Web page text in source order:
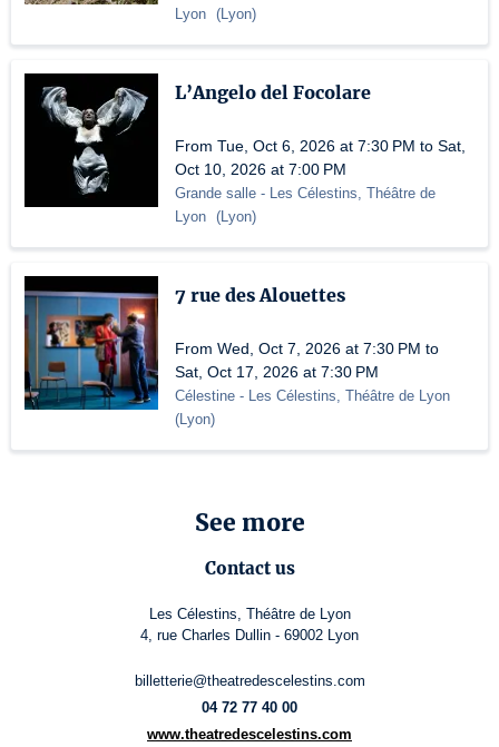
Lyon (Lyon)
L’Angelo del Focolare
From Tue, Oct 6, 2026 at 7:30 PM to Sat,
Oct 10, 2026 at 7:00 PM
Grande salle - Les Célestins, Théâtre de
Lyon (Lyon)
7 rue des Alouettes
From Wed, Oct 7, 2026 at 7:30 PM to
Sat, Oct 17, 2026 at 7:30 PM
Célestine - Les Célestins, Théâtre de Lyon
(Lyon)
See more
Contact us
Les Célestins, Théâtre de Lyon
4, rue Charles Dullin - 69002 Lyon
billetterie@theatredescelestins.com
04 72 77 40 00
www.theatredescelestins.com